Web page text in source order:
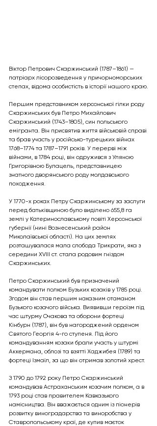
Віктор Петрович Скаржинський (1787–1861) —
патріарх лісорозведення у причорноморських
степах, відома особистість в історії нашого краю.
Першим представником херсонської гілки роду
Скаржинських був Петро Михайлович
Скаржинський (1743–1805), син польського
емігранта. Він присвятив життя військовій справі
та брав участь у російсько-турецьких війнах
1768–1774 та 1787–1791 років. У перерві між
війнами, в 1784 році, він одружився з Уляною
Григорівною Булацель, представницею
знатного дворянського роду молдавського
походження.
У 1770-х роках Петру Скаржинському за заслуги
перед батьківщиною було виділено 655,8 га
землі у Катеринославському повіті Херсонської
губернії (нині Вознесенський район
Миколаївської області). На цих землях
розташувалася мала слобода Трикрати, яка з
середини XVIII ст. стала родовим гніздом
Скаржинських.
Петро Скаржинський був призначений
командувати полком Бузьких козаків у 1785 році.
Згодом він став першим наказним отаманом
Бузького козачого війська. Виявивши героїзм під
час штурму Очакова та оборони фортеці
Кінбурн (1787), він був нагороджений орденом
Святого Георгія 4-го ступеня. Під його
командуванням козаки брали участь у штурмі
Аккермана, облозі та взятті Хаджибея (1789) та
фортеці Ізмаїл, за що він отримав золотий хрест.
З 1790 до 1792 року Петро Скаржинський
командував Астраханським козачим полком, а в
1793 році став правителем Кавказького
намісництва. Він вважається одним із піонерів
розвитку виноградарства та виноробства у
Ставропольському краї, де купив маєток